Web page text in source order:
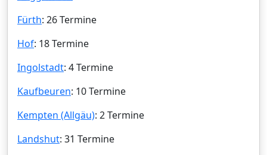
Fürth: 26 Termine
Hof: 18 Termine
Ingolstadt: 4 Termine
Kaufbeuren: 10 Termine
Kempten (Allgäu): 2 Termine
Landshut: 31 Termine